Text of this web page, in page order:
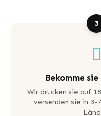
3
Bekomme
Wir drucken sie auf
versenden sie in 3-